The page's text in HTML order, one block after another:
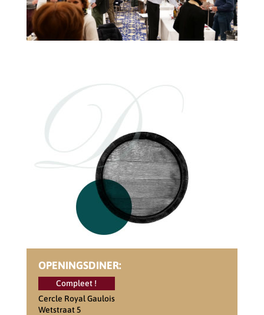
OPENINGSDINER:
Compleet !
Cercle Royal Gaulois
Wetstraat 5